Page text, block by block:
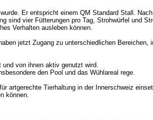
Er entspricht einem QM Standard Stall.
sind vier Fütterungen pro Tag, Strohwürfel und
Verhalten ausleben können.
jetzt Zugang zu unterschiedlichen Bereichen,
von ihnen aktiv genutzt wird.
den Pool und das Wühlareal rege.
artgerechte Tierhaltung in der Innerschweiz
können.